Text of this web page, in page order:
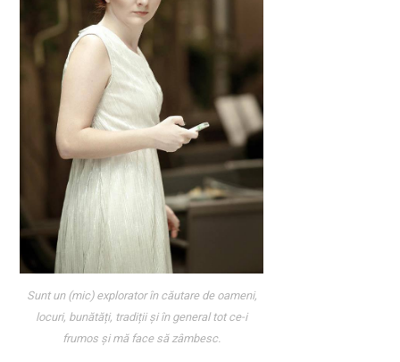
Sunt un (mic) explorator în căutare de oameni,
locuri, bunătăți, tradiții și în general tot ce-i
frumos și mă face să zâmbesc.